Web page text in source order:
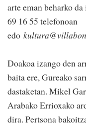
arte eman beharko
69 16 55 telefonoan
edo
Doakoa izango den
baita ere, Gureako
dastaketan. Mikel
Arabako Errioxako
dira. Pertsona